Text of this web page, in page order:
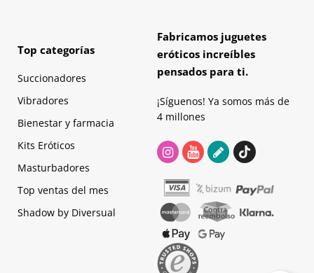
Top categorías
Succionadores
Vibradores
Bienestar y farmacia
Kits Eróticos
Masturbadores
Top ventas del mes
Shadow by Diversual
Fabricamos juguetes
eróticos increíbles
pensados para ti.
¡Síguenos! Ya somos más de
4 millones